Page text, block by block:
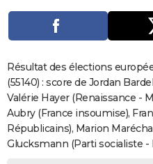
Carte de Noël
Carte Bonne année
Carte Saint-Valentin
Carte Pâques
Carte d'anniversaire
DICTIONNAIRE
Dictionnaire
Biographies
Citations
Expressions
Proverbes
PROGRAMME TV
COPAINS D'AVANT
S'inscrire
Se connecter
Lycées
Collèges
Primaires
Universités
Entreprises
Service militaire
Avis de recherche
AVIS DE DÉCÈS
FORUM
Résultat des élections
(55140) : score de Jordan
Valérie Hayer (Renaissance -
Aubry (France insoumise),
Républicains), Marion
Glucksmann (Parti socialiste -